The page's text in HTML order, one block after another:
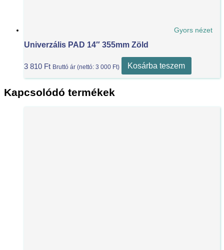
Gyors nézet
Univerzális PAD 14″ 355mm Zöld
3 810 Ft Bruttó ár (nettó: 3 000 Ft) Kosárba teszem
Kapcsolódó termékek